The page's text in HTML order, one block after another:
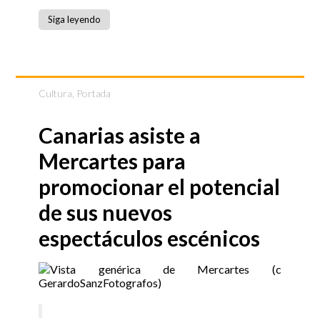
Siga leyendo
Cultura Portada
Canarias asiste a
Mercartes para
promocionar el potencial
de sus nuevos
espectáculos escénicos